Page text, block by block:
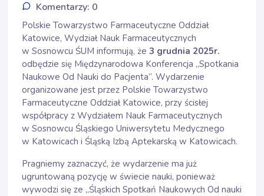
Komentarzy: 0
Polskie Towarzystwo Farmaceutyczne Oddział
Katowice, Wydział Nauk Farmaceutycznych
w Sosnowcu ŚUM informują, że 3 grudnia 2025r.
odbędzie się Międzynarodowa Konferencja „Spotkania
Naukowe Od Nauki do Pacjenta”. Wydarzenie
organizowane jest przez Polskie Towarzystwo
Farmaceutyczne Oddział Katowice, przy ścisłej
współpracy z Wydziałem Nauk Farmaceutycznych
w Sosnowcu Śląskiego Uniwersytetu Medycznego
w Katowicach i Śląską Izbą Aptekarską w Katowicach.
Pragniemy zaznaczyć, że wydarzenie ma już
ugruntowaną pozycję w świecie nauki, ponieważ
wywodzi się ze „Śląskich Spotkań Naukowych Od nauki